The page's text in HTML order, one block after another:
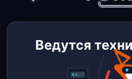
Ведутся